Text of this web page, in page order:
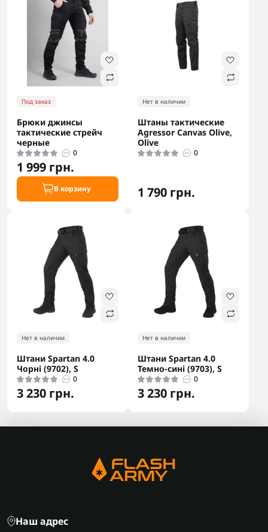
Под заказ
Брюки джинсы
тактические стрейч
черные
0
1 999 грн.
В корзину
Нет в наличии
Штаны тактические
Agressor Canvas Olive,
Olive
0
1 790 грн.
Нет в наличии
Штани Spartan 4.0
Чорні (9702), S
0
3 230 грн.
Нет в наличии
Штани Spartan 4.0
Темно-сині (9703), S
0
3 230 грн.
Наш адрес